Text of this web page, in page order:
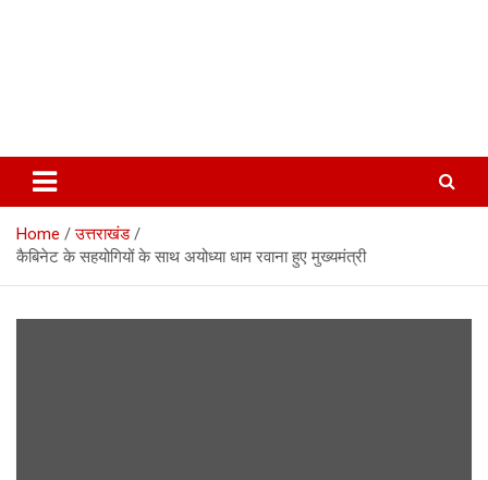
Home
उत्तराखंड
कैबिनेट के सहयोगियों के साथ अयोध्या धाम रवाना हुए मुख्यमंत्री